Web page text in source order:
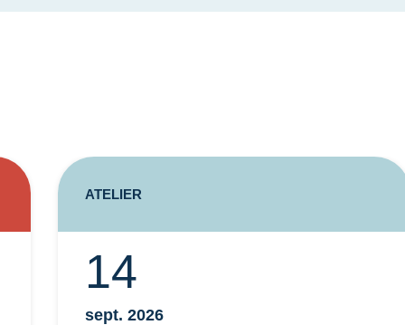
14
sept. 2026
ATELIER